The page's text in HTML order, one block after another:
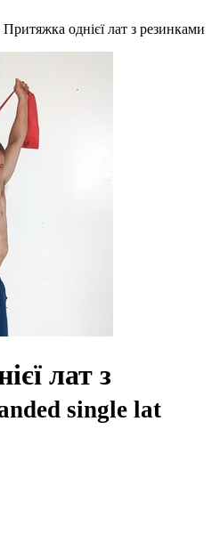
Притяжка однієї лат з резинками
лат з
single lat